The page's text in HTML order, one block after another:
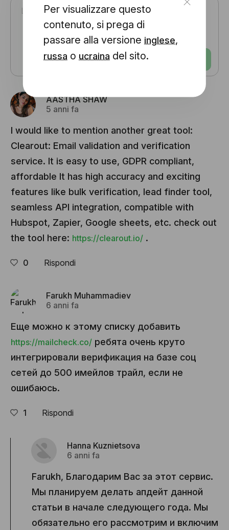
Per visualizzare questo
contenuto, si prega di
passare alla versione inglese,
russa o ucraina del sito.
AASTHA SHAW
5 anni fa
I would like to mention another great tool:
Clearout: Email validation and verification
service. It is easy to use, GDPR compliant,
affordable It has high accuracy and exciting
features like bulk verification, lead finder tool,
seamless API integration, compatible with
Hubspot, Zapier, Google sheets, etc. check out
the tool here: https://clearout.io/ .
0 Rispondi
Farukh Muhammadiev
6 anni fa
Еще можно к этому списку добавить
https://mailcheck.co/ ребята очень круто
интегрировали верификация на базе соц
сетей до 500 имейлов трайл, если не
ошибаюсь.
1 Rispondi
Hanna Kuznietsova
6 anni fa
Farukh, Благодарим Вас за этот сервис.
Мы планируем делать апдейт данной
статьи в начале следующего года. Мы
обязательно его рассмотрим и включим